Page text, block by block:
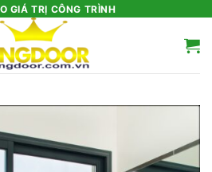
GIÁ TRỊ CÔNG TRÌNH